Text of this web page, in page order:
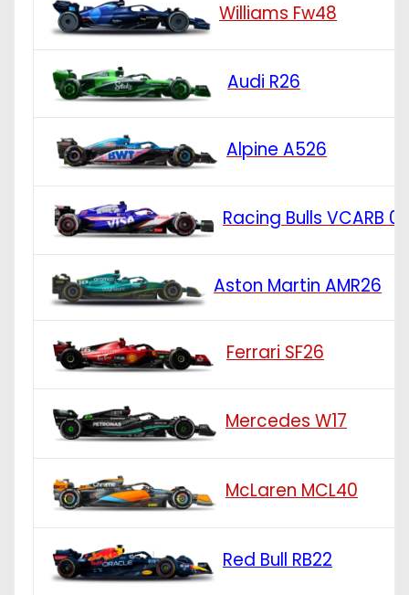
Williams Fw48
Audi R26
Alpine A526
Racing Bulls VCARB 03
Aston Martin AMR26
Ferrari SF26
Mercedes W17
McLaren MCL40
Red Bull RB22